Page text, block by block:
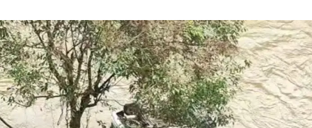
Entertainment
Sports
Food
Gulf News